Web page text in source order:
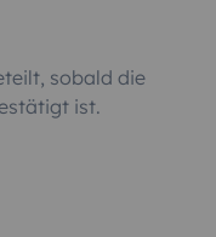
sobald die
ist.